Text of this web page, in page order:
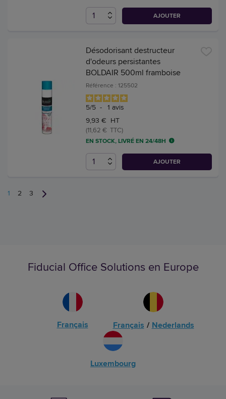
AJOUTER
Désodorisant destructeur
d'odeurs persistantes
BOLDAIR 500ml framboise
Référence : 125502
5/5 - 1 avis
9,93 € HT
(11,62 € TTC)
EN STOCK, LIVRÉ EN 24/48H
AJOUTER
1 2 3
Fiducial Office Solutions en Europe
Français Français / Nederlands
Luxembourg